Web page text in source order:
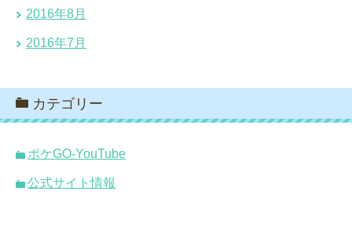
2016年8月
2016年7月
カテゴリー
ポケGO-YouTube
公式サイト情報